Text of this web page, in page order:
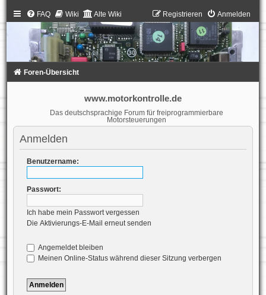
FAQ Wiki Alte Wiki Anmelden
Registrieren
Foren-Übersicht
www.motorkontrolle.de
Das deutschsprachige Forum für freiprogrammierbare
Motorsteuerungen
Anmelden
Benutzername:
Passwort:
Ich habe mein Passwort vergessen
Die Aktivierungs-E-Mail erneut senden
Angemeldet bleiben
Meinen Online-Status während dieser Sitzung verbergen